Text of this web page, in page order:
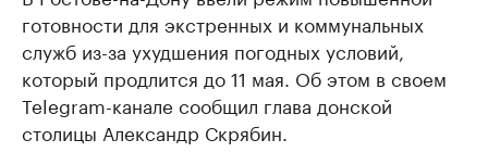
готовности для экстренных и коммунальных
служб из-за ухудшения погодных условий,
который продлится до 11 мая. Об этом в своем
Telegram-канале сообщил глава донской
столицы Александр Скрябин.